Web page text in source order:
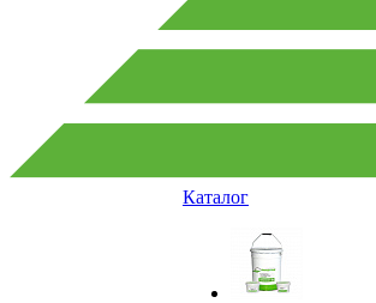
Каталог